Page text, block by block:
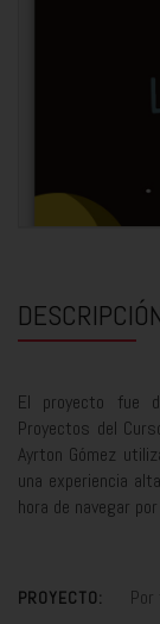
El proyecto fue
Proyectos del
Ayrton Gómez
una experiencia
hora de navegar
PROYECTO: